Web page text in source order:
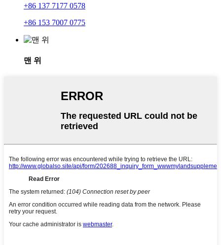
+86 137 7177 0578
+86 153 7007 0775
맨 위